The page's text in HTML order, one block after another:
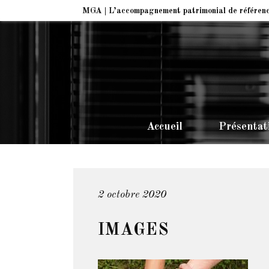
MGA | L’accompagnement patrimonial de
Accueil
2 octobre 2020
IMAGES